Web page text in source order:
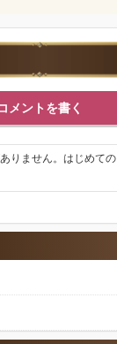
メントを書く
りません。はじめての